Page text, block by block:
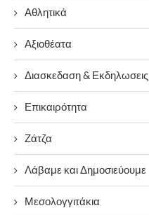
Αθλητικά
Αξιοθέατα
Διασκεδαση & Εκδηλωσεις
Επικαιρότητα
Ζάτζα
Λάβαμε και Δημοσιεύουμε
Μεσολογγιτάκια